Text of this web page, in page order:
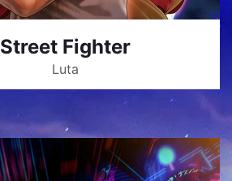
Street Fighter
Luta